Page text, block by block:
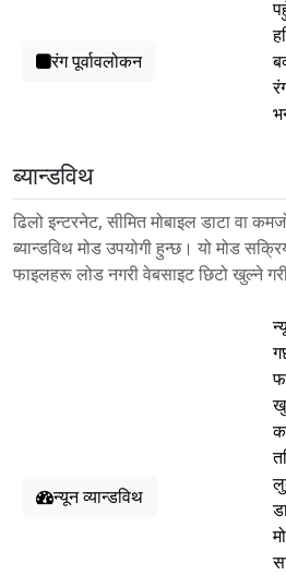
रंग पूर्वावलोकन
ब्यान्डविथ
ढिलो इन्टरनेट, सीमित मोबाइल डाटा वा
ब्यान्डविथ मोड उपयोगी हुन्छ। यो मोड
फाइलहरू लोड नगरी वेबसाइट छिटो खुल्ने
न्यून व्यान्डविथ